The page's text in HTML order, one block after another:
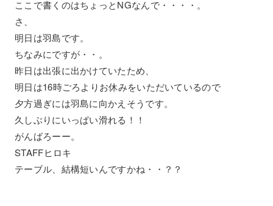
ここで書くのはちょっとNGなんで・・・・。
さ、
明日は羽島です。
ちなみにですが・・。
昨日は出張に出かけていたため、
明日は16時ごろよりお休みをいただいているので
夕方過ぎには羽島に向かえそうです。
久しぶりにいっぱい滑れる！！
がんばろーー。
STAFFヒロキ
テーブル、結構短いんですかね・・？？